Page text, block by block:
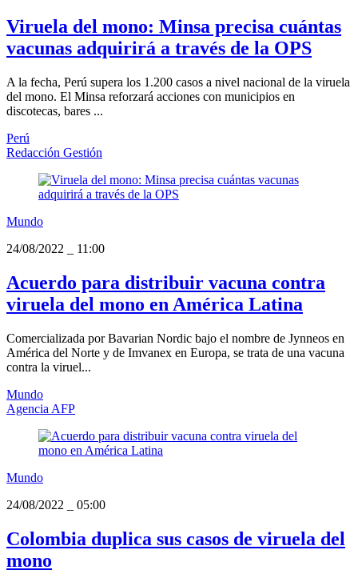
Viruela del mono: Minsa precisa cuántas
vacunas adquirirá a través de la OPS
A la fecha, Perú supera los 1.200 casos a nivel nacional de la viruela
del mono. El Minsa reforzará acciones con municipios en
discotecas, bares ...
Perú
Redacción Gestión
Mundo
24/08/2022
11:00
Acuerdo para distribuir vacuna contra
viruela del mono en América Latina
Comercializada por Bavarian Nordic bajo el nombre de Jynneos en
América del Norte y de Imvanex en Europa, se trata de una vacuna
contra la viruel...
Mundo
Agencia AFP
Mundo
24/08/2022
05:00
Colombia duplica sus casos de viruela del
mono